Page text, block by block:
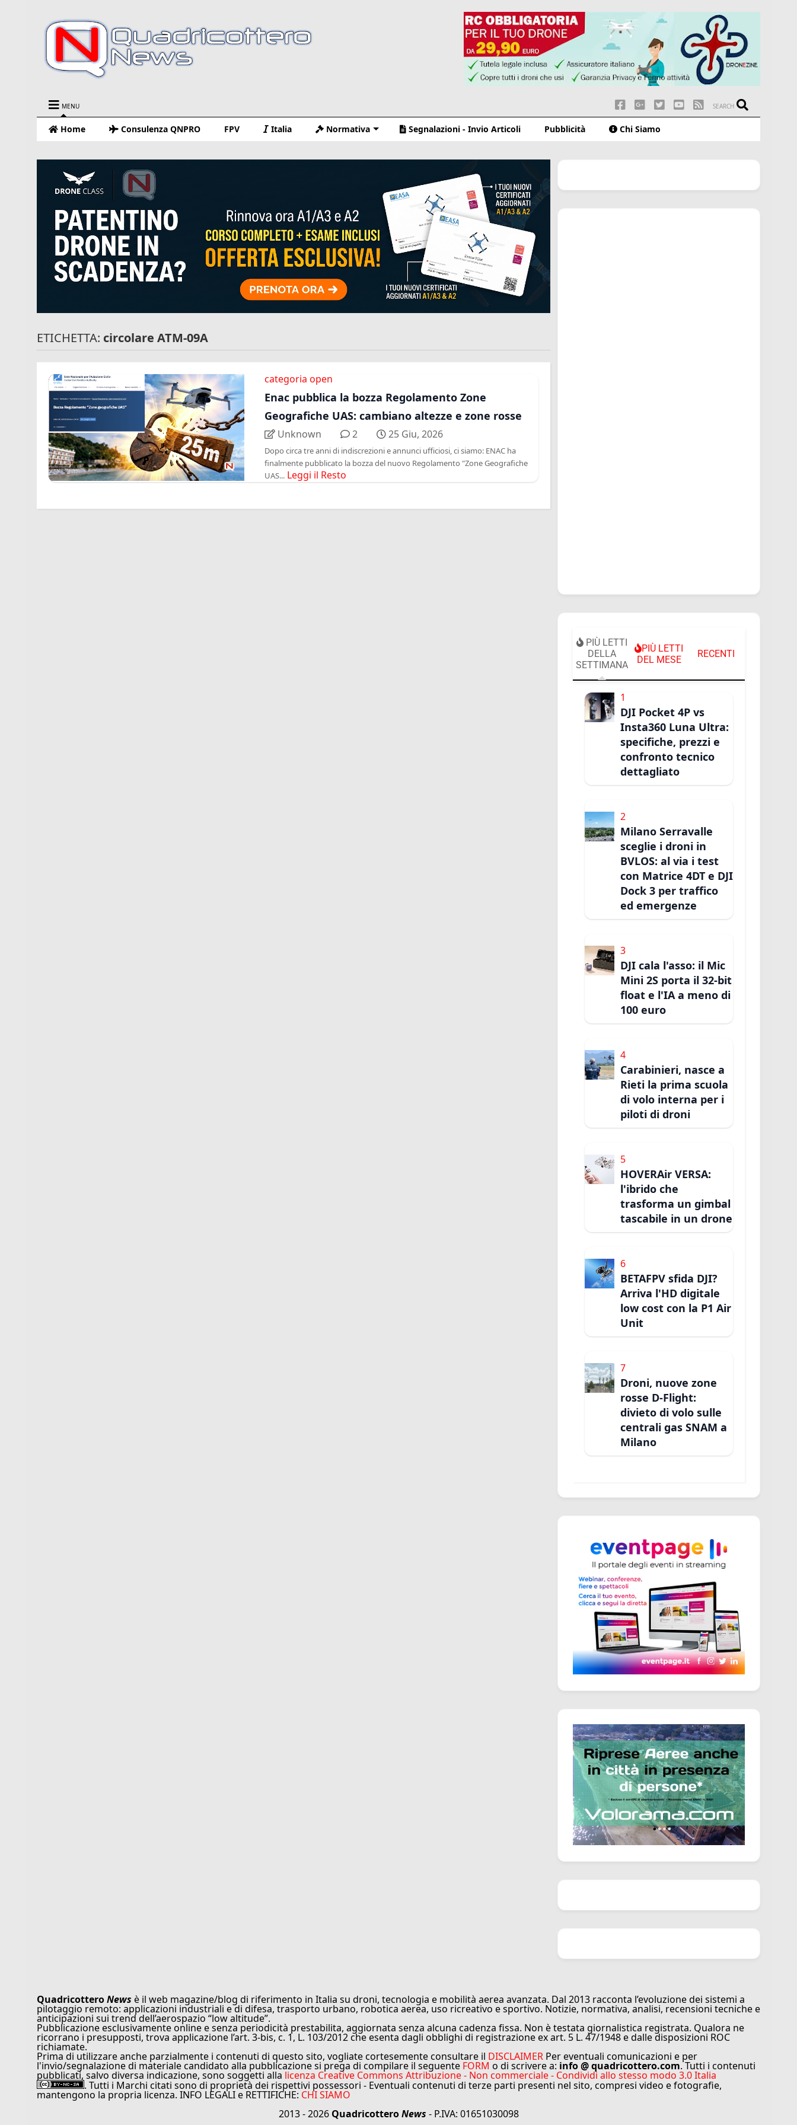
MENU SEARCH
Home Consulenza QNPRO FPV Italia Normativa Segnalazioni - Invio Articoli Pubblicità Chi Siamo
ETICHETTA: circolare ATM-09A
categoria open
Enac pubblica la bozza Regolamento Zone
Geografiche UAS: cambiano altezze e zone rosse
Unknown 2 25 Giu, 2026
Dopo circa tre anni di indiscrezioni e annunci ufficiosi, ci siamo: ENAC ha
finalmente pubblicato la bozza del nuovo Regolamento "Zone Geografiche
UAS... Leggi il Resto
PIÙ LETTI
DELLA
SETTIMANA
PIÙ LETTI
DEL MESE
RECENTI
1
DJI Pocket 4P vs
Insta360 Luna Ultra:
specifiche, prezzi e
confronto tecnico
dettagliato
2
Milano Serravalle
sceglie i droni in
BVLOS: al via i test
con Matrice 4DT e DJI
Dock 3 per traffico
ed emergenze
3
DJI cala l'asso: il Mic
Mini 2S porta il 32-bit
float e l'IA a meno di
100 euro
4
Carabinieri, nasce a
Rieti la prima scuola
di volo interna per i
piloti di droni
5
HOVERAir VERSA:
l'ibrido che
trasforma un gimbal
tascabile in un drone
6
BETAFPV sfida DJI?
Arriva l'HD digitale
low cost con la P1 Air
Unit
7
Droni, nuove zone
rosse D-Flight:
divieto di volo sulle
centrali gas SNAM a
Milano
QuadricotteroNews è il web magazine/blog di riferimento in Italia su droni, tecnologia e mobilità aerea avanzata. Dal 2013 racconta l’evoluzione dei sistemi a
pilotaggio remoto: applicazioni industriali e di difesa, trasporto urbano, robotica aerea, uso ricreativo e sportivo. Notizie, normativa, analisi, recensioni tecniche e
anticipazioni sui trend dell’aerospazio “low altitude”.
Pubblicazione esclusivamente online e senza periodicità prestabilita, aggiornata senza alcuna cadenza fissa. Non è testata giornalistica registrata. Qualora ne
ricorrano i presupposti, trova applicazione l’art. 3-bis, c. 1, L. 103/2012 che esenta dagli obblighi di registrazione ex art. 5 L. 47/1948 e dalle disposizioni ROC
richiamate.
Prima di utilizzare anche parzialmente i contenuti di questo sito, vogliate cortesemente consultare il DISCLAIMER Per eventuali comunicazioni e per
l'invio/segnalazione di materiale candidato alla pubblicazione si prega di compilare il seguente FORM o di scrivere a: info @ quadricottero.com. Tutti i contenuti
pubblicati, salvo diversa indicazione, sono soggetti alla licenza Creative Commons Attribuzione - Non commerciale - Condividi allo stesso modo 3.0 Italia
. Tutti i Marchi citati sono di proprietà dei rispettivi possessori - Eventuali contenuti di terze parti presenti nel sito, compresi video e fotografie,
mantengono la propria licenza. INFO LEGALI e RETTIFICHE: CHI SIAMO
2013 - 2026 QuadricotteroNews - P.IVA: 01651030098